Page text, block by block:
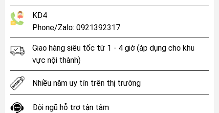
KD4
Phone/Zalo: 0921392317
Giao hàng siêu tốc từ 1 - 4 giờ (áp dụng cho khu
vực nội thành)
Nhiều năm uy tín trên thị trường
Đội ngũ hỗ trợ tận tâm